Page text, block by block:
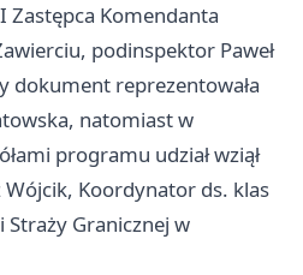
Zastępca Komendanta
podinspektor Paweł
dokument reprezentowała
natomiast w
programu udział wziął
Koordynator ds. klas
Granicznej w